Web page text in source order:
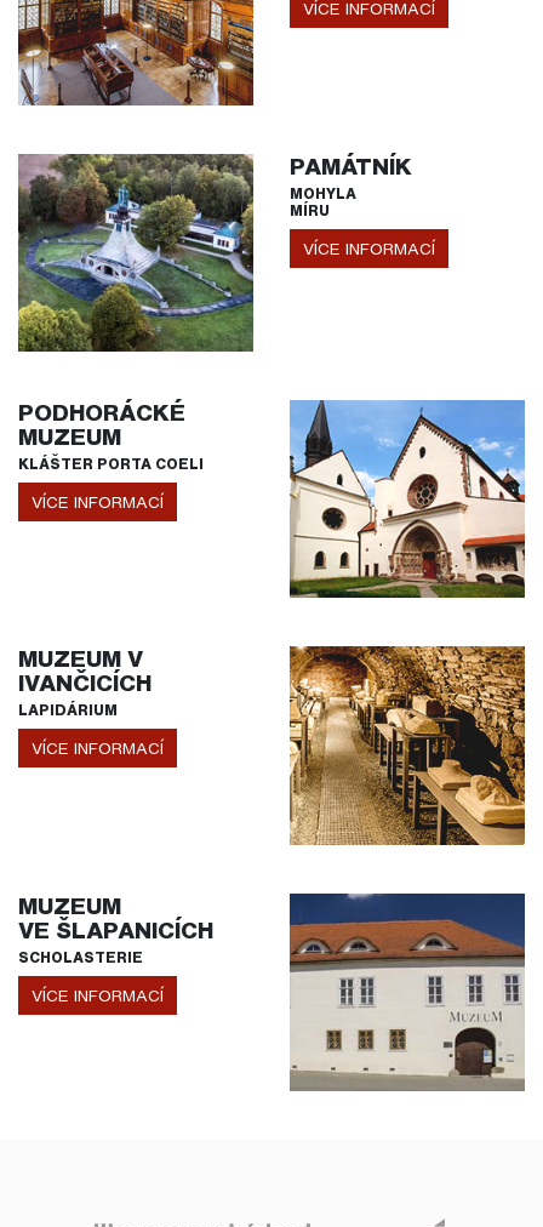
VÍCE INFORMACÍ
PAMÁTNÍK
MOHYLA
MÍRU
VÍCE INFORMACÍ
PODHORÁCKÉ
MUZEUM
KLÁŠTER PORTA COELI
VÍCE INFORMACÍ
MUZEUM V
IVANČICÍCH
LAPIDÁRIUM
VÍCE INFORMACÍ
MUZEUM
VE ŠLAPANICÍCH
SCHOLASTERIE
VÍCE INFORMACÍ